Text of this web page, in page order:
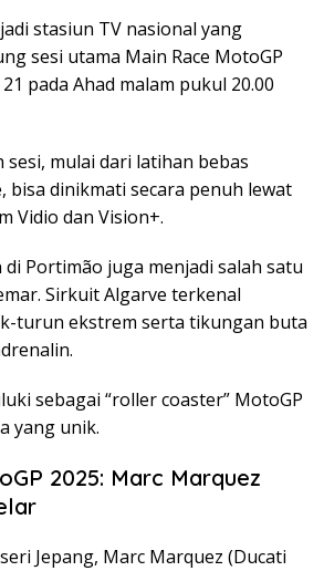
stasiun TV nasional yang
sesi utama Main Race MotoGP
pada Ahad malam pukul 20.00
mulai dari latihan bebas
bisa dinikmati secara penuh lewat
Vidio dan Vision+.
Portimão juga menjadi salah satu
Sirkuit Algarve terkenal
turun ekstrem serta tikungan buta
sebagai “roller coaster” MotoGP
yang unik.
2025: Marc Marquez
Jepang, Marc Marquez (Ducati